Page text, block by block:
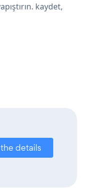
kaydet,
details